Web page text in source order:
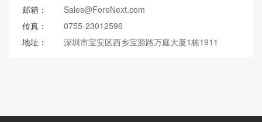
邮箱：
Sales@ForeNext.com
传真：
0755-23012596
地址：
深圳市宝安区西乡宝源路万庭大厦1栋1911